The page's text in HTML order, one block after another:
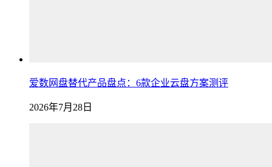
爱数网盘替代产品盘点：6款企业云盘方案测评
2026年7月28日